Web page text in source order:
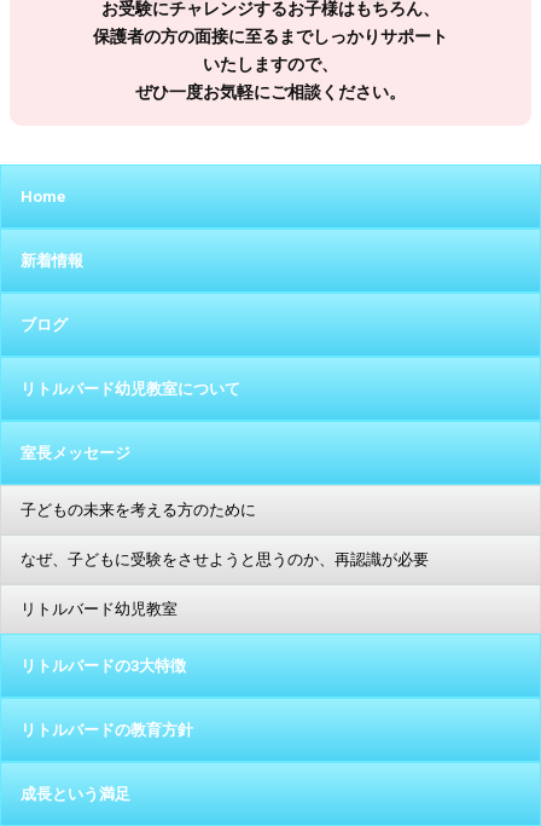
お受験にチャレンジするお子様はもちろん、
保護者の方の面接に至るまでしっかりサポート
いたしますので、
ぜひ一度お気軽にご相談ください。
Home
新着情報
ブログ
リトルバード幼児教室について
室長メッセージ
子どもの未来を考える方のために
なぜ、子どもに受験をさせようと思うのか、再認識が必要
リトルバード幼児教室
リトルバードの3大特徴
リトルバードの教育方針
成長という満足